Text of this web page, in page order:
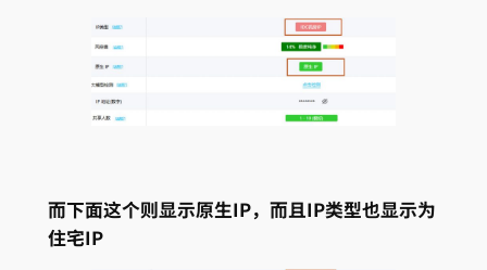
而下面这个则显示原生IP，而且IP类型也显示为
住宅IP